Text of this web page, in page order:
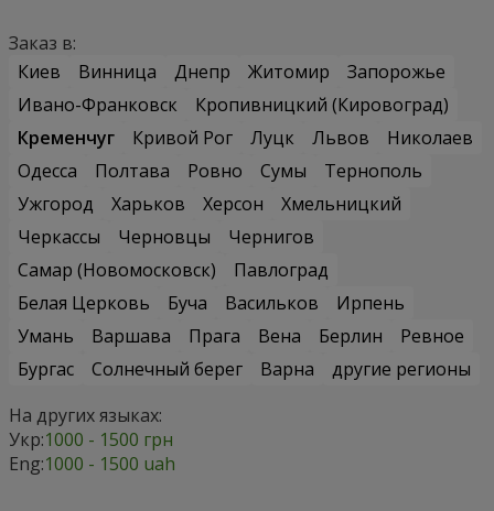
Заказ в:
Киев
Винница Днепр Житомир
Запорожье
Ивано-Франковск
Кропивницкий (Кировоград)
Кременчуг
Кривой Рог Луцк Львов
Николаев
Одесса
Полтава Ровно Сумы
Тернополь
Ужгород
Харьков Херсон
Хмельницкий
Черкассы
Черновцы
Чернигов
Самар (Новомосковск)
Павлоград
Белая Церковь
Буча Васильков
Ирпень
Умань
Варшава Прага Вена Берлин
Ревное
Бургас
Солнечный берег Варна
другие регионы
На других языках:
Укр:1000 - 1500 грн
Eng:1000 - 1500 uah